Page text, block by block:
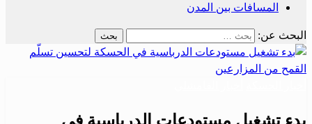
المسافات بين المدن
البحث عن:
بدء تشغيل مستودعات الدرباسية في